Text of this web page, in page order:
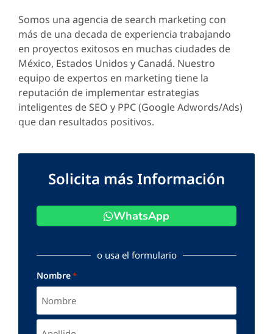
Somos una agencia de search marketing con
más de una decada de experiencia trabajando
en proyectos exitosos en muchas ciudades de
México, Estados Unidos y Canadá. Nuestro
equipo de expertos en marketing tiene la
reputación de implementar estrategias
inteligentes de SEO y PPC (Google Adwords/Ads)
que dan resultados positivos.
Solicita más Información
WhatsApp
o usa el formulario
Nombre*